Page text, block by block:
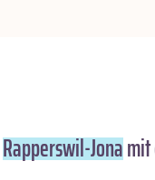
Rapperswil-Jona